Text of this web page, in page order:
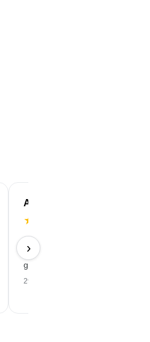
Anna
★
Sehr empfehlenswert! Lieferung
wirklich schnell und
gutes Preis-Leistungs-Verhältnis.
29/07/2026
›